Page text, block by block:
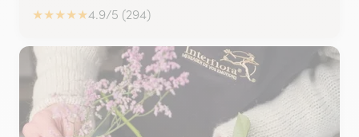
★★★★★4.9/5 (294)